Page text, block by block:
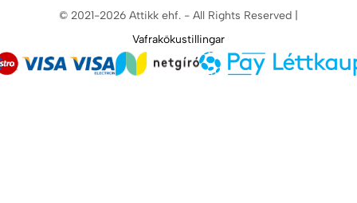
© 2021-2026 Attikk ehf. - All Rights Reserved |
Vafrakökustillingar